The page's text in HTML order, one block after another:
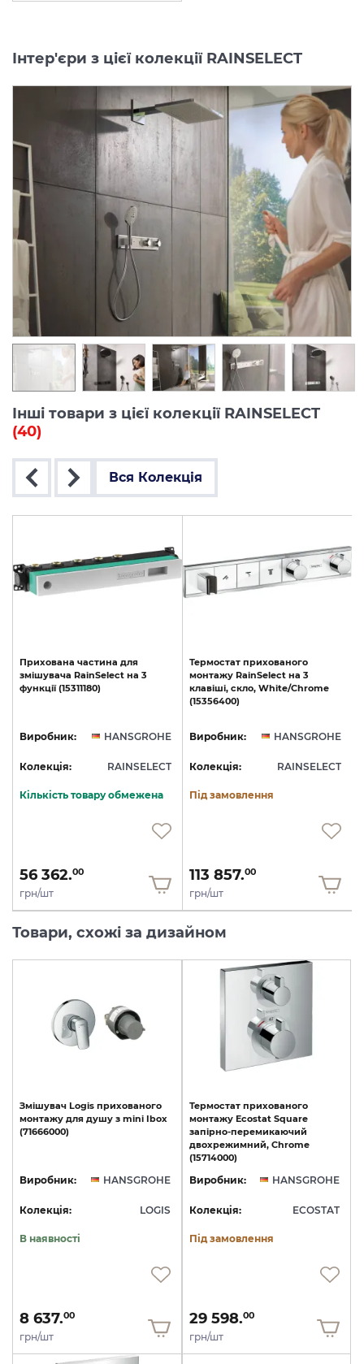
Інтер'єри з цієї колекції RAINSELECT
Інші товари з цієї колекції RAINSELECT
(40)
Вся Колекція
Прихована частина для
змішувача RainSelect на 3
функції (15311180)
Виробник: HANSGROHE
Колекція: RAINSELECT
Кількість товару обмежена
56 362.00
грн/шт
Термостат прихованого
монтажу RainSelect на 3
клавіші, скло, White/Chrome
(15356400)
Виробник: HANSGROHE
Колекція: RAINSELECT
Під замовлення
113 857.00
грн/шт
Товари, схожі за дизайном
Змішувач Logis прихованого
монтажу для душу з mini Ibox
(71666000)
Виробник: HANSGROHE
Колекція: LOGIS
В наявності
8 637.00
грн/шт
Термостат прихованого
монтажу Ecostat Square
запірно-перемикаючий
двохрежимний, Chrome
(15714000)
Виробник: HANSGROHE
Колекція: ECOSTAT
Під замовлення
29 598.00
грн/шт